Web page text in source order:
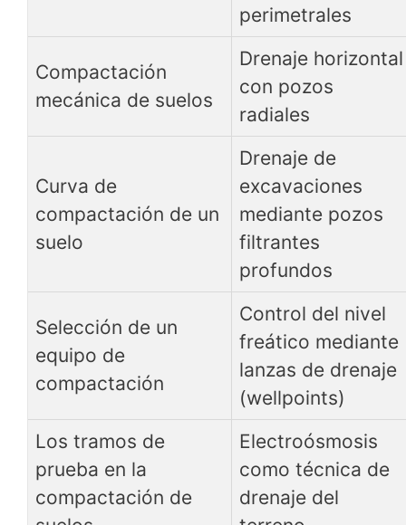
perimetrales
Compactación
mecánica de suelos
Drenaje horizontal
con pozos
radiales
Curva de
compactación de un
suelo
Drenaje de
excavaciones
mediante pozos
filtrantes
profundos
Selección de un
equipo de
compactación
Control del nivel
freático mediante
lanzas de drenaje
(wellpoints)
Los tramos de
prueba en la
compactación de
Electroósmosis
como técnica de
drenaje del